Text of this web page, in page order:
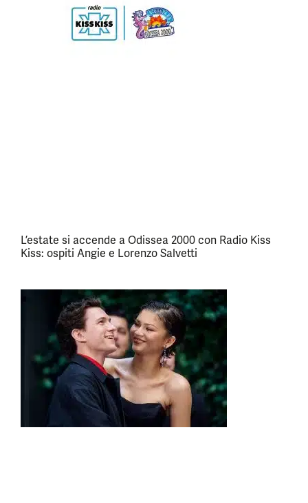
L’estate si accende a Odissea 2000 con Radio Kiss
Kiss: ospiti Angie e Lorenzo Salvetti